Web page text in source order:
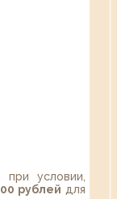
при условии,
рублей для